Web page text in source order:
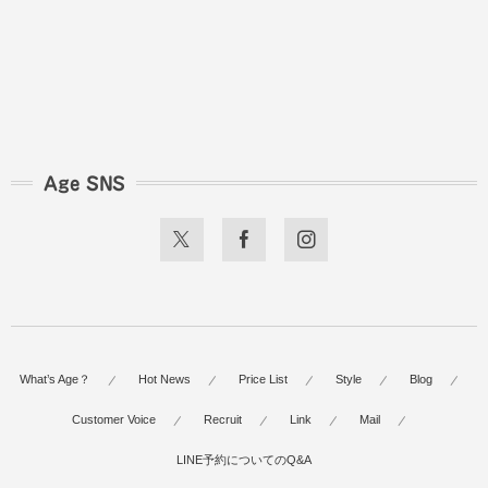
Age SNS
What’s Age？ Hot News Price List Style Blog
Customer Voice Recruit Link Mail
LINE予約についてのQ&A